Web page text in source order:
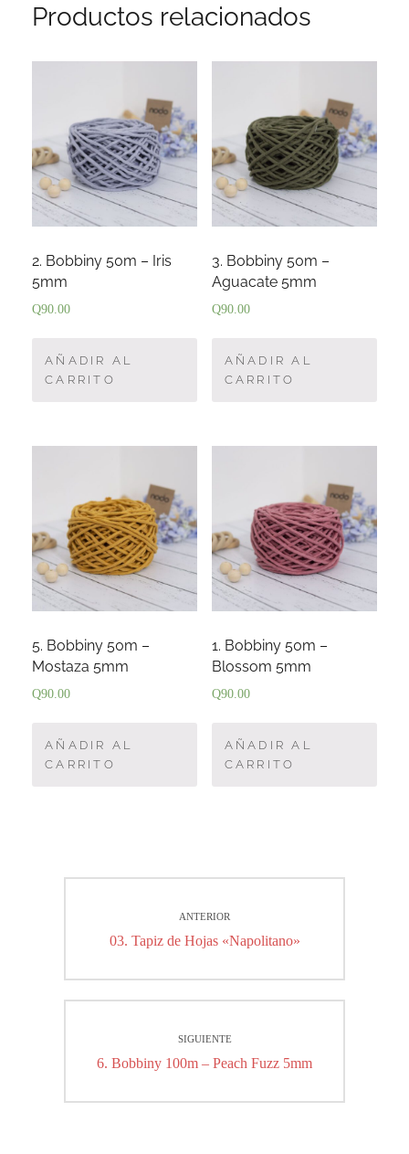
Productos relacionados
2. Bobbiny 50m – Iris
5mm
Q90.00
AÑADIR AL
CARRITO
3. Bobbiny 50m –
Aguacate 5mm
Q90.00
AÑADIR AL
CARRITO
5. Bobbiny 50m –
Mostaza 5mm
Q90.00
AÑADIR AL
CARRITO
1. Bobbiny 50m –
Blossom 5mm
Q90.00
AÑADIR AL
CARRITO
ANTERIOR
Entrada
03. Tapiz de Hojas «Napolitano»
SIGUIENTE
Entrada
6. Bobbiny 100m – Peach Fuzz 5mm